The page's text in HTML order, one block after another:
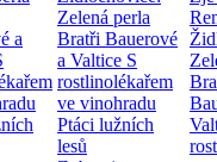
a
Zelená perla
Bratři Bauerové
a Valtice S
rostlinolékařem
ve vinohradu
Ptáci lužních
lesů